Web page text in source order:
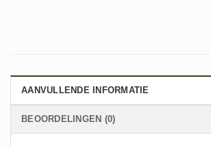
AANVULLENDE INFORMATIE
BEOORDELINGEN (0)